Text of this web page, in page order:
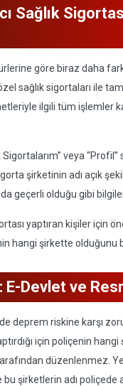
Sağlık
göre biraz daha
sağlık sigortaları ile
ilgili tüm işlemler
Sigortalarım” veya
şirketinin adı açık
geçerli olduğu gibi
yaptıran kişiler için
hangi şirkette olduğunu
Devlet ve
deprem riskine karşı
için poliçenin
tarafından
şirketlerin adı poliçede